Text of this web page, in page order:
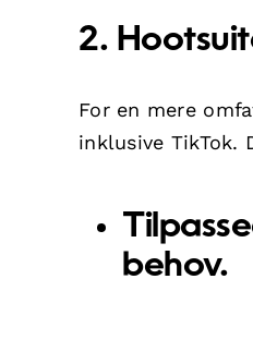
2.
For en mere
inklusive TikTok.
behov.